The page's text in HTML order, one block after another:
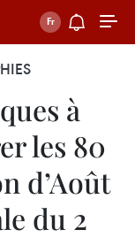
à
les 80
d’Août
du 2